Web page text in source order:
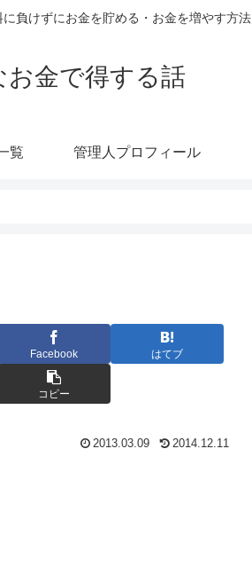
負けずにお金を貯める・お金を増やす方法
お金で得する話
覧 管理人プロフィール
Facebook はてブ
コピー
2013.03.09 2014.12.11